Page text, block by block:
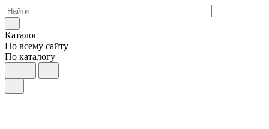
Каталог
По всему сайту
По каталогу